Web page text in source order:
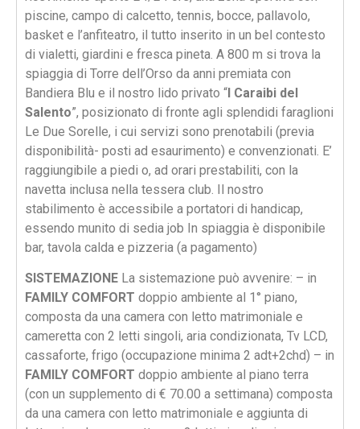
piscine, campo di calcetto, tennis, bocce, pallavolo,
basket e l’anfiteatro, il tutto inserito in un bel contesto
di vialetti, giardini e fresca pineta. A 800 m si trova la
spiaggia di Torre dell’Orso da anni premiata con
Bandiera Blu e il nostro lido privato “I Caraibi del
Salento”, posizionato di fronte agli splendidi faraglioni
Le Due Sorelle, i cui servizi sono prenotabili (previa
disponibilità- posti ad esaurimento) e convenzionati. E’
raggiungibile a piedi o, ad orari prestabiliti, con la
navetta inclusa nella tessera club. Il nostro
stabilimento è accessibile a portatori di handicap,
essendo munito di sedia job In spiaggia è disponibile
bar, tavola calda e pizzeria (a pagamento)
SISTEMAZIONE La sistemazione può avvenire: – in
FAMILY COMFORT doppio ambiente al 1° piano,
composta da una camera con letto matrimoniale e
cameretta con 2 letti singoli, aria condizionata, Tv LCD,
cassaforte, frigo (occupazione minima 2 adt+2chd) – in
FAMILY COMFORT doppio ambiente al piano terra
(con un supplemento di € 70.00 a settimana) composta
da una camera con letto matrimoniale e aggiunta di